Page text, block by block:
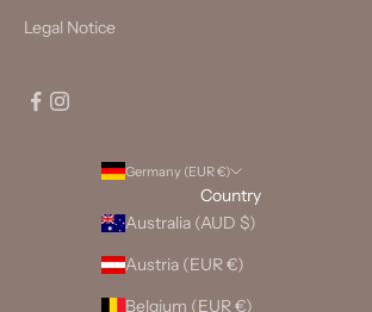
Legal Notice
Germany (EUR €)
Country
Australia (AUD $)
Austria (EUR €)
Belgium (EUR €)